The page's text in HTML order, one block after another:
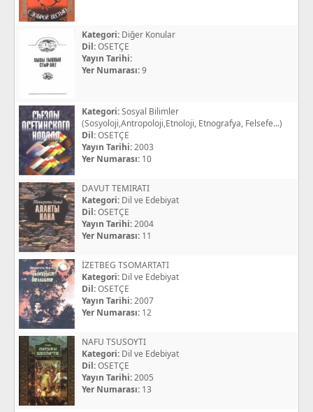
Kategori: Diğer Konular
Dil:OSETÇE
Yayın Tarihi:
Yer Numarası:9
Kategori:Sosyal Bilimler
(Sosyoloji,Antropoloji,Etnoloji, Etnografya, Felsefe...)
Dil:OSETÇE
Yayın Tarihi:2003
Yer Numarası: 10
DAVUT TEMIRATI
Kategori: Dil ve Edebiyat
Dil:OSETÇE
Yayın Tarihi:2004
Yer Numarası: 11
İZETBEG TSOMARTATI
Kategori: Dil ve Edebiyat
Dil:OSETÇE
Yayın Tarihi:2007
Yer Numarası: 12
NAFU TSUSOYTI
Kategori: Dil ve Edebiyat
Dil:OSETÇE
Yayın Tarihi:2005
Yer Numarası: 13